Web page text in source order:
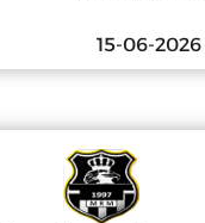
2026-06-15